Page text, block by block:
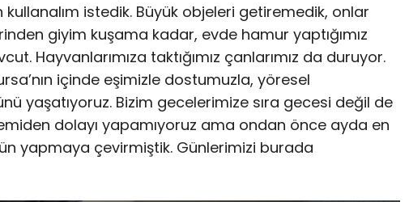
istedik. Büyük objeleri getiremedik, onlar
giyim kuşama kadar, evde hamur yaptığımız
Hayvanlarımıza taktığımız çanlarımız da duruyor.
içinde eşimizle dostumuzla, yöresel
yaşatıyoruz. Bizim gecelerimize sıra gecesi değil de
dolayı yapamıyoruz ama ondan önce ayda en
yapmaya çevirmiştik. Günlerimizi burada